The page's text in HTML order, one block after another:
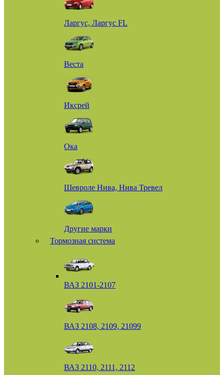
Ларгус, Ларгус FL
Веста
Иксрей
Ока
Шевроле Нива, Нива Тревел
Другие марки
Тормозная система
ВАЗ 2101-2107
ВАЗ 2108, 2109, 21099
ВАЗ 2110, 2111, 2112